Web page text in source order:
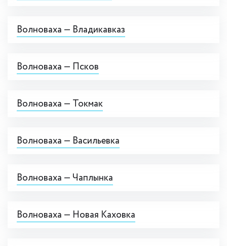
Волноваха — Владикавказ
Волноваха — Псков
Волноваха — Токмак
Волноваха — Васильевка
Волноваха — Чаплынка
Волноваха — Новая Каховка